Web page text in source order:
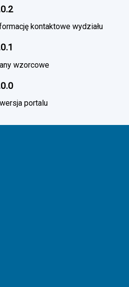
kontaktowe wydziału
wzorcowe
portalu